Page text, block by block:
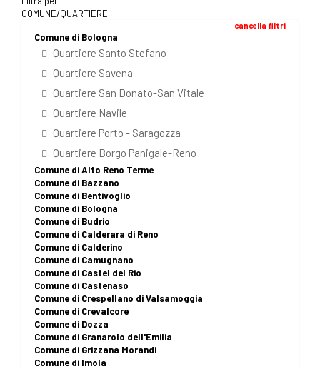
COMUNE/QUARTIERE
cancella filtri
Comune di Bologna
Quartiere Santo Stefano
Quartiere Savena
Quartiere San Donato-San Vitale
Quartiere Navile
Quartiere Porto - Saragozza
Quartiere Borgo Panigale-Reno
Comune di Alto Reno Terme
Comune di Bazzano
Comune di Bentivoglio
Comune di Bologna
Comune di Budrio
Comune di Calderara di Reno
Comune di Calderino
Comune di Camugnano
Comune di Castel del Rio
Comune di Castenaso
Comune di Crespellano di Valsamoggia
Comune di Crevalcore
Comune di Dozza
Comune di Granarolo dell'Emilia
Comune di Grizzana Morandi
Comune di Imola